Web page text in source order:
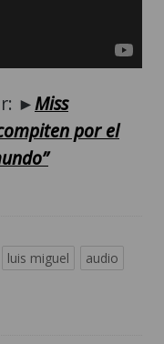
►Miss
por el
luis miguel
audio